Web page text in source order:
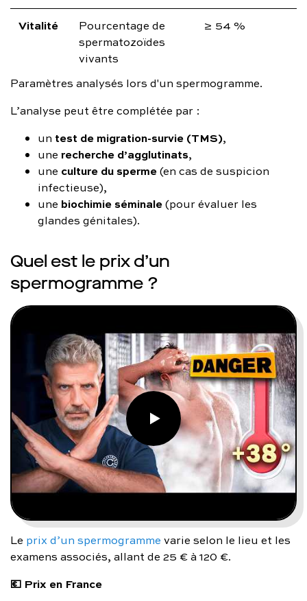
Vitalité
Pourcentage de
spermatozoïdes
vivants
≥ 54 %
Paramètres analysés lors d'un spermogramme.
L’analyse peut être complétée par :
un test de migration-survie (TMS),
une recherche d’agglutinats,
une culture du sperme(en cas de suspicion
infectieuse),
une biochimie séminale(pour évaluer les
glandes génitales).
Quel est le prix d’un
spermogramme ?
Le prix d’un spermogramme varie selon le lieu et les
examens associés, allant de 25 € à 120 €.
💶 Prix en France